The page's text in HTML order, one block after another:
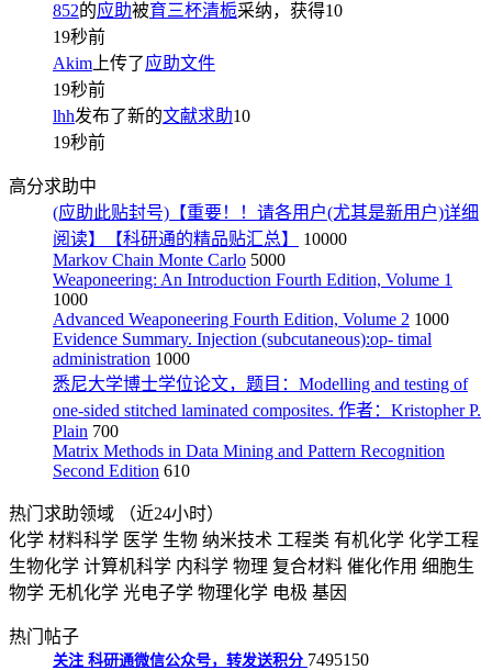
852的应助被育三杯清栀采纳，获得10
19秒前
Akim 上传了应助文件
19秒前
lhh发布了新的文献求助10
19秒前
高分求助中
(应助此贴封号)【重要！！请各用户(尤其是新用户)详细
阅读】【科研通的精品贴汇总】
10000
Markov Chain Monte Carlo 5000
Weaponeering: An Introduction Fourth Edition, Volume 1
1000
Advanced Weaponeering Fourth Edition, Volume 2 1000
Evidence Summary. Injection (subcutaneous):op- timal
administration 1000
悉尼大学博士学位论文，题目：Modelling and testing of
one-sided stitched laminated composites. 作者：Kristopher P.
Plain 700
Matrix Methods in Data Mining and Pattern Recognition
Second Edition 610
热门求助领域
（近24小时）
化学 材料科学 医学 生物 纳米技术 工程类 有机化学 化学工程
生物化学 计算机科学 内科学 物理 复合材料 催化作用 细胞生
物学 无机化学 光电子学 物理化学 电极 基因
热门帖子
关注 科研通微信公众号，转发送积分 7495150